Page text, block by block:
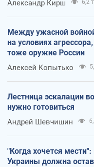
Александр Кирш 6,2
Между ужасной
на условиях
тоже оружие России
Алексей Копытько
Лестница эскалации
нужно готовиться
Андрей Шевчишин
"Когда хочется
Украины должна